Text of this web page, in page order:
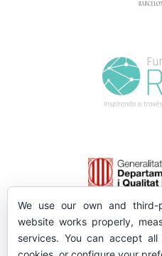
We use our own and
website works properly,
services. You can accept all